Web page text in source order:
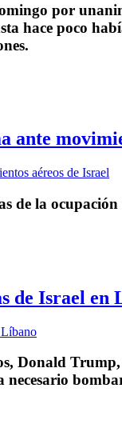
por
hace poco
ante
de la
de Israel en
Donald